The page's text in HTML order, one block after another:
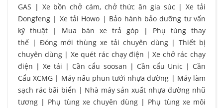
GAS | Xe bồn chở cám, chở thức ăn gia súc |Xe tải
Dongfeng | Xe tải Howo | Bảo hành bảo dưỡng tư vấn
kỹ thuật | Mua bán xe trả góp | Phụ tùng thay
thế | Đóng mới thùng xe tải chuyên dùng|Thiết bị
chuyên dùng| Xe quét rác chạy điện |Xe chở rác chạy
điện |Xe tải | Cần cẩu soosan | Cần cẩu Unic | Cần
Cẩu XCMG | Máy nấu phun tưới nhựa đường | Máy làm
sạch rác bãi biển | Nhà máy sản xuất nhựa đường nhũ
tương | Phụ tùng xe chuyên dùng | Phụ tùng xe môi